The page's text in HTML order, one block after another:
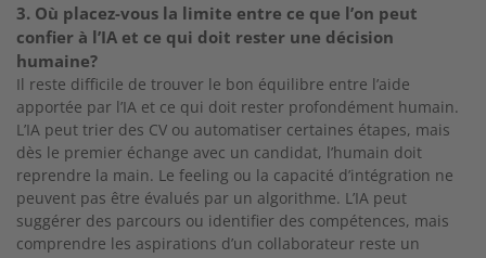
3. Où placez-vous la limite entre ce que l’on peut
confier à l’IA et ce qui doit rester une décision
humaine?
Il reste difficile de trouver le bon équilibre entre l’aide
apportée par l’IA et ce qui doit rester profondément humain.
L’IA peut trier des CV ou automatiser certaines étapes, mais
dès le premier échange avec un candidat, l’humain doit
reprendre la main. Le feeling ou la capacité d’intégration ne
peuvent pas être évalués par un algorithme. L’IA peut
suggérer des parcours ou identifier des compétences, mais
comprendre les aspirations d’un collaborateur reste un